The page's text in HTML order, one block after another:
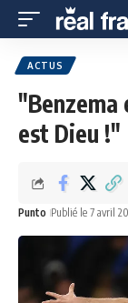
ACTUS
"Benzema
est Dieu !"
Punto Publié le 7 avril